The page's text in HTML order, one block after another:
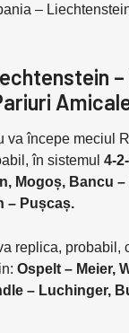
–
va începe meciul
în sistemul 4-
Mogoș, Bancu –
– Pușcaș.
replica, probabil,
Ospelt – Meier,
– Luchinger,